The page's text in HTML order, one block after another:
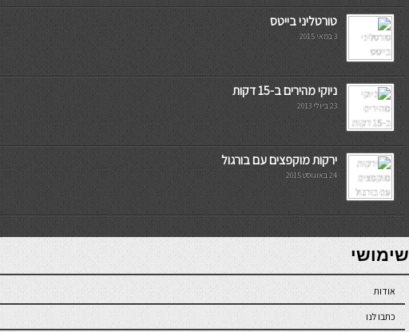
טורטליני בייטס
3 במאי 2015
ניוקי מהירים ב-15 דקות
23 ביולי 2013
ירקות מוקפצים עם בורגול
24 באוגוסט 2015
7slots
seriöse online casinos österreich
שימושי
אודות
כתבו לנו